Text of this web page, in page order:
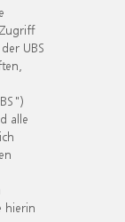
UBS
alle
hierin